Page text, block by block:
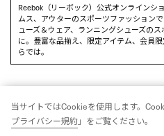
Reebok 公式アプリを使っ
いち早く特別情報をゲット
Reebok（リーボック）公式オンラインシ
ムス、アウターのスポーツファッション
ューズ＆ウェア、ランニングシューズの
に。豊富な品揃え、限定アイテム、会員
らでは。
当サイトではCookieを使用します。
プライバシー規約 」をご覧ください。